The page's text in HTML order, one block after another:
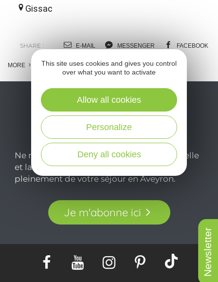
Newsletter
Gissac
SHARE : E-MAIL MESSENGER FACEBOOK
MORE
Ne manquez pas notre newsletter mensuelle
et laissez-vous inspirer pour profiter
pleinement de votre séjour en Aveyron.
Je m'abonne ici
This site uses cookies and gives you control
over what you want to activate
Deny all cookies
Personalize
Allow all cookies